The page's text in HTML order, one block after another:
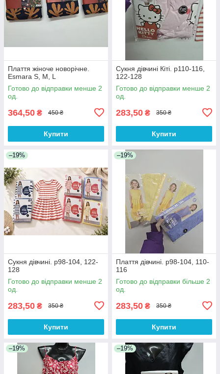
Плаття жіноче новорічне.
Esmara S, M, L
Готово до відправки менше 2
од.
364,50 ₴ 450 ₴
Купити
Сукня дівчині Кіті. р110-116,
122-128
Готово до відправки менше 2
од.
283,50 ₴ 350 ₴
Купити
–19%
Сукня дівчині. р98-104, 122-
128
Готово до відправки менше 2
од.
283,50 ₴ 350 ₴
Купити
–19%
Плаття дівчині. р98-104, 110-
116
Готово до відправки більше 2
од.
283,50 ₴ 350 ₴
Купити
–19% –19%